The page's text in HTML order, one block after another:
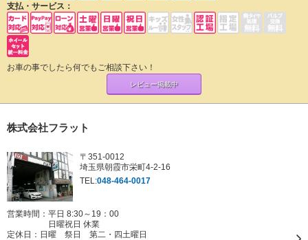
支払・サービス：
お車の事でしたら何でもご相談下さい！
レビュー掲載中
株式会社フラット
〒351-0012
埼玉県朝霞市栄町4-2-16
TEL:048-464-0017
営業時間：平日 8:30～19：00
日曜祝日 休業
定休日： 日曜 祭日 第二・四土曜日